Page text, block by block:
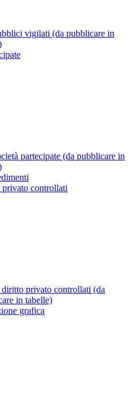
vigilati (da pubblicare in
partecipate (da pubblicare in
controllati
privato controllati (da
in tabelle)
grafica